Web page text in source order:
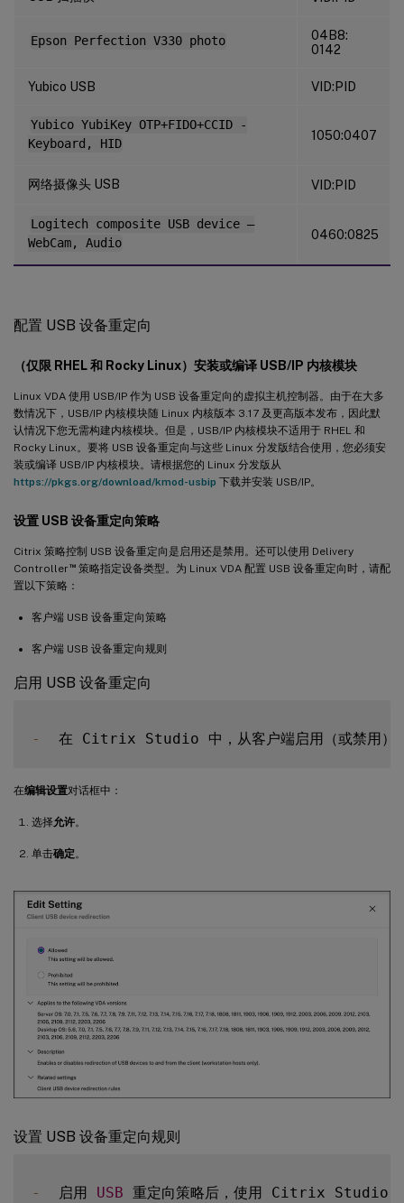
Epson Perfection V330 photo
04B8:
0142
Yubico USB VID:PID
Yubico YubiKey OTP+FIDO+CCID -
Keyboard, HID
1050:0407
网络摄像头 USB VID:PID
Logitech composite USB device –
WebCam, Audio
0460:0825
配置 USB 设备重定向
（仅限 RHEL 和 Rocky Linux）安装或编译 USB/IP 内核模块
Linux VDA 使用 USB/IP 作为 USB 设备重定向的虚拟主机控制器。由于在大多
数情况下，USB/IP 内核模块随 Linux 内核版本 3.17 及更高版本发布，因此默
认情况下您无需构建内核模块。但是，USB/IP 内核模块不适用于 RHEL 和
Rocky Linux。要将 USB 设备重定向与这些 Linux 分发版结合使用，您必须安
装或编译 USB/IP 内核模块。请根据您的 Linux 分发版从
https://pkgs.org/download/kmod-usbip 下载并安装 USB/IP。
设置 USB 设备重定向策略
Citrix 策略控制 USB 设备重定向是启用还是禁用。还可以使用 Delivery
Controller™策略指定设备类型。为 Linux VDA 配置 USB 设备重定向时，请配
置以下策略：
客户端 USB 设备重定向策略
客户端 USB 设备重定向规则
启用 USB 设备重定向
-
  在 Citrix Studio 中，从客户端启用（或禁用）
在编辑设置对话框中：
选择允许。
单击确定 。
设置 USB 设备重定向规则
-
  启用
USB 重定向策略后，使用 Citrix Studio